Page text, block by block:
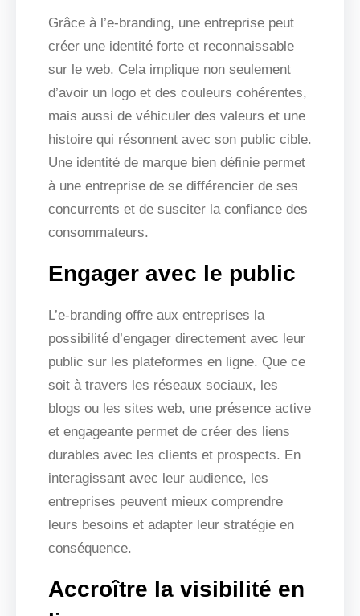
Grâce à l’e-branding, une entreprise peut
créer une identité forte et reconnaissable
sur le web. Cela implique non seulement
d’avoir un logo et des couleurs cohérentes,
mais aussi de véhiculer des valeurs et une
histoire qui résonnent avec son public cible.
Une identité de marque bien définie permet
à une entreprise de se différencier de ses
concurrents et de susciter la confiance des
consommateurs.
Engager avec le public
L’e-branding offre aux entreprises la
possibilité d’engager directement avec leur
public sur les plateformes en ligne. Que ce
soit à travers les réseaux sociaux, les
blogs ou les sites web, une présence active
et engageante permet de créer des liens
durables avec les clients et prospects. En
interagissant avec leur audience, les
entreprises peuvent mieux comprendre
leurs besoins et adapter leur stratégie en
conséquence.
Accroître la visibilité en